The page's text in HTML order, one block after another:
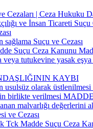
Cezaları | Ceza Hukuku
ve İnsan Ticareti
Suçu ve Cezası
Suçu Ceza Kanunu
veya tutukevine yasak
KAYBI
olarak üstlenilmesi
birlikte verilmesi
malvarlığı değerlerini
ve Cezası
Tck Madde Suçu Ceza